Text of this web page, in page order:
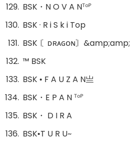
BSK・N O V A Nᵀᵒᴾ
BSK · R i S k i Top
BSK 〘ᴅʀᴀɢᴏɴ〙&amp;amp;
™ BSK
BSK • F A U Z A N亗
BSK・E P A N ᵀᵒᴾ
BSK・ D I R A
BSK•T U R U~